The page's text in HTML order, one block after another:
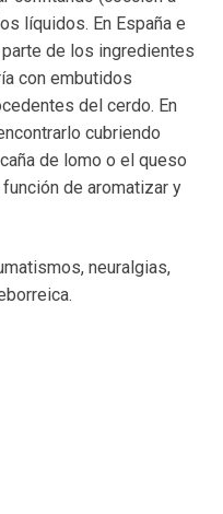
líquidos. En España e
de los ingredientes
con embutidos
del cerdo. En
cubriendo
de lomo o el queso
de aromatizar y
neuralgias,